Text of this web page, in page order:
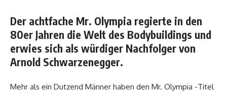
Der achtfache Mr. Olympia regierte in den
80er Jahren die Welt des Bodybuildings und
erwies sich als würdiger Nachfolger von
Arnold Schwarzenegger.
Mehr als ein Dutzend Männer haben den Mr. Olympia -Titel